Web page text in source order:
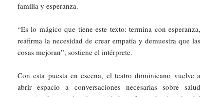
familia y esperanza.
“Es lo mágico que tiene este texto: termina con esperanza,
reafirma la necesidad de crear empatía y demuestra que las
cosas mejoran”, sostiene el intérprete.
Con esta puesta en escena, el teatro dominicano vuelve a
abrir espacio a conversaciones necesarias sobre salud